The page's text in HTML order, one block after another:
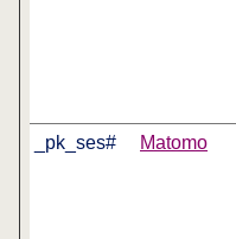
_pk_ses# Matomo